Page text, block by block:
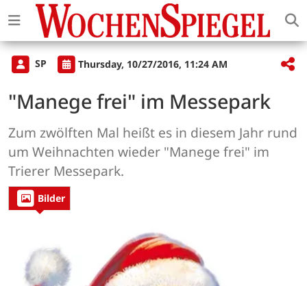
SP Thursday, 10/27/2016, 11:24 AM
"Manege frei" im Messepark
Zum zwölften Mal heißt es in diesem Jahr rund
um Weihnachten wieder "Manege frei" im
Trierer Messepark.
Bilder